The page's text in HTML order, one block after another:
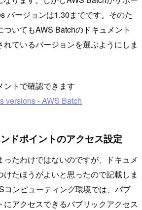
バージョンは1.30までです。そのた
いてもAWS Batchのドキュメント
れているバージョンを選ぶようにしま
ントで確認できます
versions - AWS Batch
ドポイントのアクセス設定
ったわけではないのですが、ドキュメ
けたほうがよいと思ったので記載しま
コンピューティング環境では、パブ
にアクセスできるパブリックアクセス